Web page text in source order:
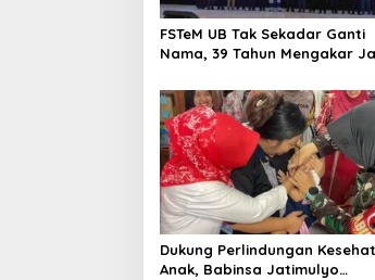
FSTeM UB Tak Sekadar Ganti
Nama, 39 Tahun Mengakar
dan Teknologi
Dukung Perlindungan
Anak, Babinsa Jatimulyo